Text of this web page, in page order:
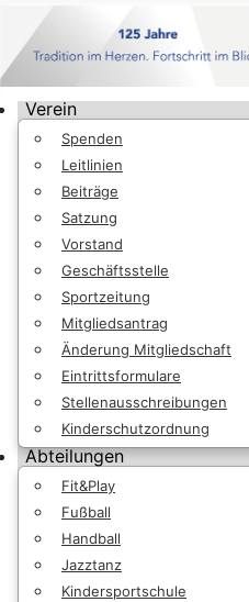
Verein
Spenden
Leitlinien
Beiträge
Satzung
Vorstand
Geschäftsstelle
Sportzeitung
Mitgliedsantrag
Änderung Mitgliedschaft
Eintrittsformulare
Stellenausschreibungen
Kinderschutzordnung
Abteilungen
Fit&Play
Fußball
Handball
Jazztanz
Kindersportschule